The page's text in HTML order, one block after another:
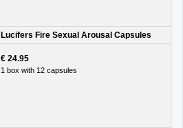
Lucifers Fire Sexual Arousal Capsules
€ 24.95
1 box with 12 capsules